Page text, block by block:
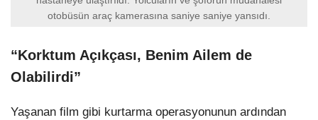
otobüsün araç kamerasına saniye saniye yansıdı.
“Korktum Açıkçası, Benim Ailem de
Olabilirdi”
Yaşanan film gibi kurtarma operasyonunun ardından